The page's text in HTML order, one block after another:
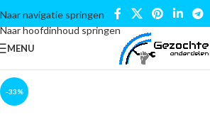
Naar navigatie springen
Naar hoofdinhoud springen
MENU
-33%